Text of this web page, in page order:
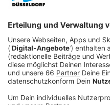
allen Beteiligten für ihr
Die Klassenräume an der
Erkrather Schülern bis